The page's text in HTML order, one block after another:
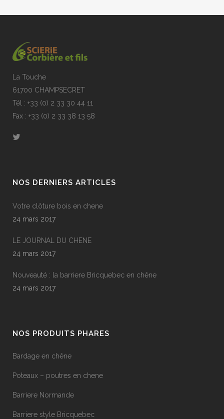
La Touche
61700 CHAMPSECRET
Tél : +33 (0) 2 33 30 44 11
Fax : +33 (0) 2 33 38 13 58
NOS DERNIERS ARTICLES
Votre clôture bois en chene
24 mars 2017
LE JOURNAL DU CHENE
24 mars 2017
Nouveauté : la barriere Bricquebec en chêne
24 mars 2017
NOS PRODUITS PHARES
Bardage en chêne
Poteaux – poutres en chene
Barriere Normande
Barriere style Bricquebec